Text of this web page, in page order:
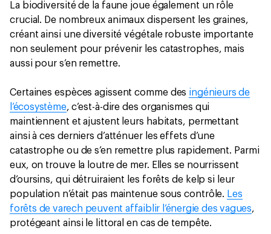
La biodiversité de la faune joue également un rôle
crucial. De nombreux animaux dispersent les graines,
créant ainsi une diversité végétale robuste importante
non seulement pour prévenir les catastrophes, mais
aussi pour s’en remettre.
Certaines espèces agissent comme des ingénieurs de
l’écosystème, c’est-à-dire des organismes qui
maintiennent et ajustent leurs habitats, permettant
ainsi à ces derniers d’atténuer les effets d’une
catastrophe ou de s’en remettre plus rapidement. Parmi
eux, on trouve la loutre de mer. Elles se nourrissent
d’oursins, qui détruiraient les forêts de kelp si leur
population n’était pas maintenue sous contrôle. Les
forêts de varech peuvent affaiblir l’énergie des vagues,
protégeant ainsi le littoral en cas de tempête.